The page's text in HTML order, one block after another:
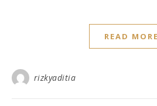
READ MORE
rizkyaditia